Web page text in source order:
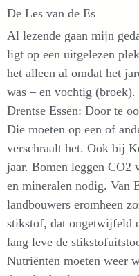
De Les van de Es
Al lezende gaan mijn
ligt op een uitgelezen
het alleen al omdat het
was – en vochtig
Drentse Essen: Door te
Die moeten op een of
verschraalt het. Ook bij
jaar. Bomen leggen CO2
en mineralen nodig. Van
landbouwers eromheen
stikstof, dat ongetwijfeld
lang leve de
Nutriënten moeten weer